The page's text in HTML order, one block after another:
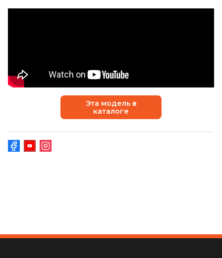
Эта модель в
каталоге